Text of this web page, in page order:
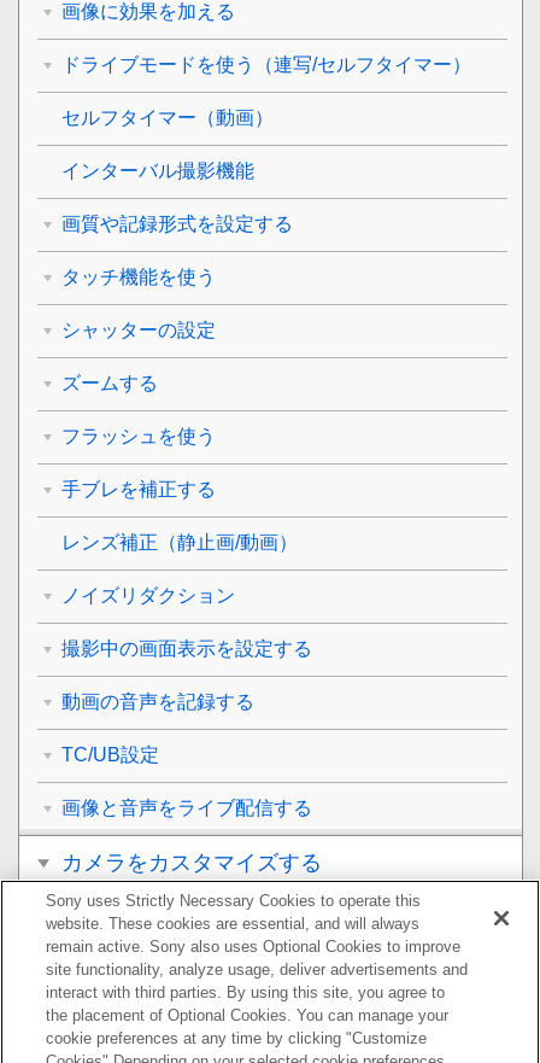
画像に効果を加える
ドライブモードを使う（連写/セルフタイマー）
セルフタイマー （動画）
インターバル撮影機能
画質や記録形式を設定する
タッチ機能を使う
シャッターの設定
ズームする
フラッシュを使う
手ブレを補正する
レンズ補正 （静止画/動画）
ノイズリダクション
撮影中の画面表示を設定する
動画の音声を記録する
TC/UB設定
画像と音声をライブ配信する
カメラをカスタマイズする
再生する
カメラの設定を変更する
スマートフォンでできること
Sony uses Strictly Necessary Cookies to operate this
website. These cookies are essential, and will always
remain active. Sony also uses Optional Cookies to improve
site functionality, analyze usage, deliver advertisements and
interact with third parties. By using this site, you agree to
the placement of Optional Cookies. You can manage your
cookie preferences at any time by clicking "Customize